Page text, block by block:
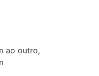
ao outro,